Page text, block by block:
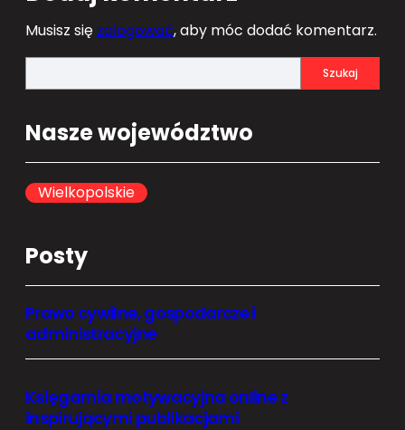
Musisz się zalogować, aby móc dodać komentarz.
e
r
c
h
Szukaj
Nasze województwo
Wielkopolskie
Posty
Prawo cywilne, gospodarcze i
administracyjne
Księgarnia motywacyjna online z
inspirującymi publikacjami